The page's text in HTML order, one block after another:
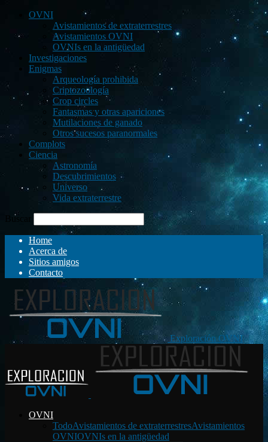
OVNI
Avistamientos de extraterrestres
Avistamientos OVNI
OVNIs en la antigüedad
Investigaciones
Enigmas
Arqueología prohibida
Criptozoología
Crop circles
Fantasmas y otras apariciones
Mutilaciones de ganado
Otros sucesos paranormales
Complots
Ciencia
Astronomía
Descubrimientos
Universo
Vida extraterrestre
Buscar
Home
Acerca de
Sitios amigos
Contacto
Exploración OVNI
OVNI
TodoAvistamientos de extraterrestresAvistamientos
OVNIOVNIs en la antigüedad